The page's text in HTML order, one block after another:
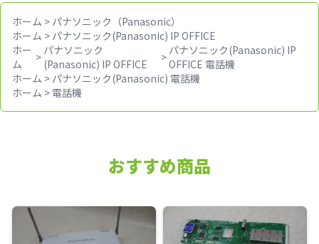
ホーム > パナソニック（Panasonic）
ホーム > パナソニック(Panasonic) IP OFFICE
ホー
ム
> パナソニック
(Panasonic) IP OFFICE
> パナソニック(Panasonic) IP
OFFICE 電話機
ホーム > パナソニック(Panasonic) 電話機
ホーム > 電話機
おすすめ商品